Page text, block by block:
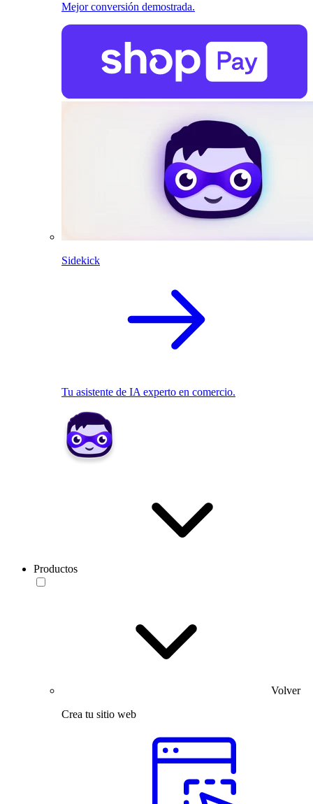
Mejor conversión demostrada.
Sidekick
Tu asistente de IA experto en comercio.
Productos
Volver
Crea tu sitio web